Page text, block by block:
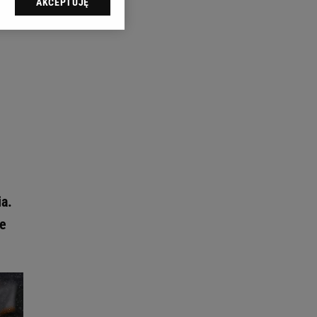
sp. z o.o., jej
swoje preferencje
celów identyfikacji.
reklam i treści,